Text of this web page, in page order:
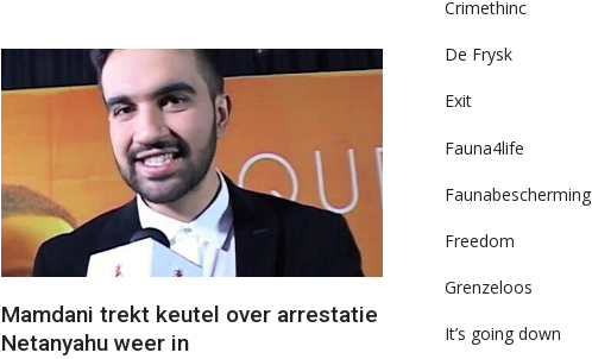
Mamdani trekt keutel over arrestatie
Netanyahu weer in
Crimethinc
De Frysk
Exit
Fauna4life
Faunabescherming
Freedom
Grenzeloos
It’s going down